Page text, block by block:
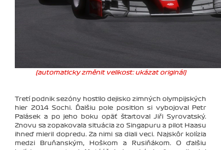
(automaticky změnit velikost: ukázat originál)
Tretí podnik sezóny hostilo dejisko zimných olympijských
hier 2014 Sochi. Ďalšiu pole position si vybojoval Petr
Palásek a po jeho boku opäť štartoval Jiři Syrovatský.
Znovu sa zopakovala situácia zo Singapuru a pilot Haasu
ihneď mieril dopredu. Za nimi sa diali veci. Najskôr kolízia
medzi Bruňanským, Hoškom a Rusiňákom. O ďalšiu